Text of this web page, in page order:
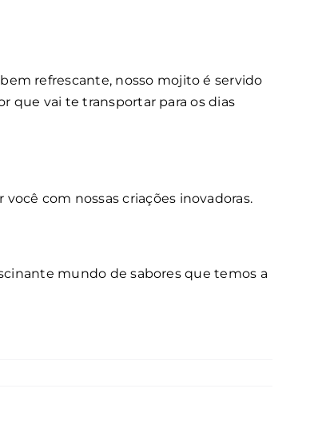
refrescante, nosso mojito é servido
que vai te transportar para os dias
com nossas criações inovadoras.
mundo de sabores que temos a